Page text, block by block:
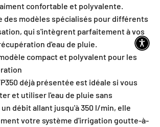
confortable et polyvalente.
des modèles spécialisés pour différents
qui s'intègrent parfaitement à vos
d'eau de pluie.
compact et polyvalent pour les
déjà présentée est idéale si vous
et utiliser l'eau de pluie sans
débit allant jusqu'à 350 l/min, elle
votre système d'irrigation goutte-à-